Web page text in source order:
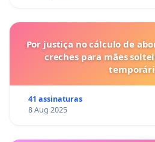
Por justiça no cálculo de
creches para mães
41 assinaturas
8 Aug 2025